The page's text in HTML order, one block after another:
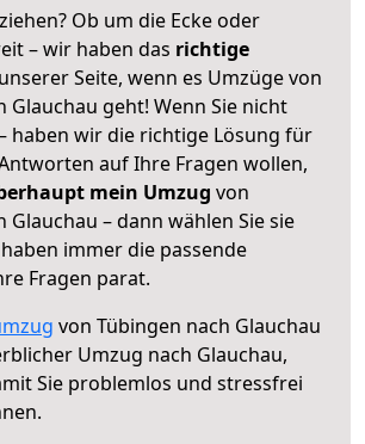
Ob um die Ecke oder
– wir haben das richtige
Seite, wenn es Umzüge von
Glauchau geht! Wenn Sie nicht
haben wir die richtige Lösung für
auf Ihre Fragen wollen,
mein Umzug von
Glauchau – dann wählen Sie sie
immer die passende
Fragen parat.
von Tübingen nach Glauchau
Umzug nach Glauchau,
Sie problemlos und stressfrei